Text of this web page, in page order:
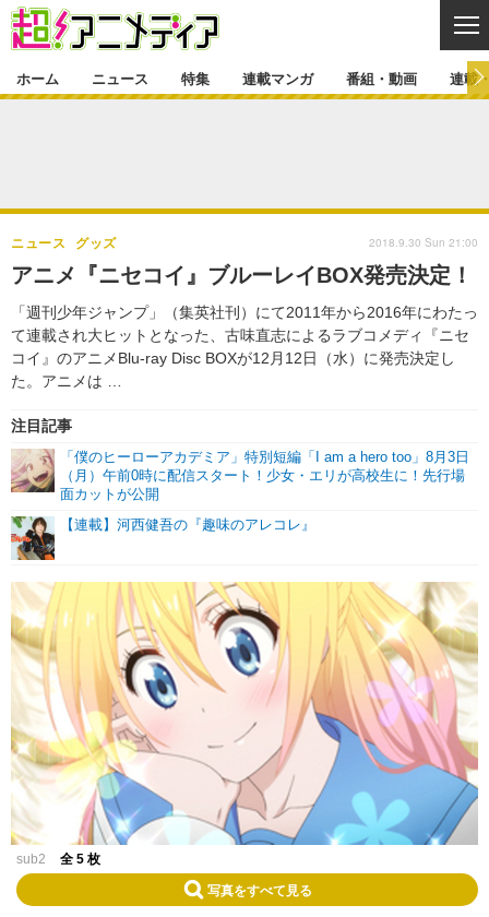
ゲーム・アプリ マンガ
声優 コスプレ
舞台
特集一覧 カバー
ラキりす
連載マンガ
連載マンガ一覧 連載一覧
番組・動画
番組・動画一覧 ラジオ
動画
連載・ブログ
連載・ブログ一覧 コラム
ホーム ニュース 特集 連載マンガ 番組・動画 連載
アニメ『ニセコイ』ブルーレイBOX発売決定！
「週刊少年ジャンプ」（集英社刊）にて2011年から2016年にわたっ
て連載され大ヒットとなった、古味直志によるラブコメディ『ニセ
コイ』のアニメBlu-ray Disc BOXが12月12日（水）に発売決定し
た。アニメは …
ニュース グッズ
注目記事
「僕のヒーローアカデミア」特別短編「I am a hero too」8月3日
（月）午前0時に配信スタート！少女・エリが高校生に！先行場
面カットが公開
【連載】河西健吾の『趣味のアレコレ』
2018.9.30 Sun 21:00
sub2 全 5 枚
写真をすべて見る